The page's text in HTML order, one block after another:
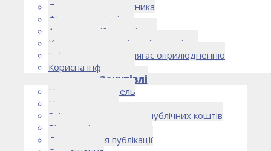
Лист очікувань власника
Фінансова звітність
Антикорупційна політика
Кодекс етики та ділової поведінки
Інформація, що підлягає оприлюдненню
Корисна інформація
Закупівлі
Політика закупівель
План закупівель
Звіт про використання публічних коштів
Відомості про договори
Договори для публікації